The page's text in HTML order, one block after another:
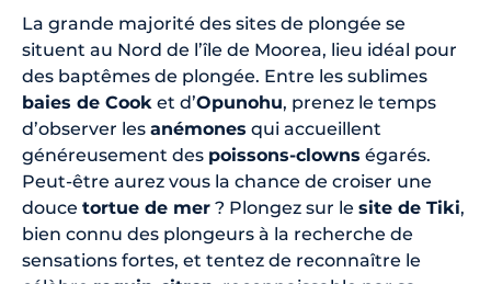
La grande majorité des sites de plongée se
situent au Nord de l’île de Moorea, lieu idéal pour
des baptêmes de plongée. Entre les sublimes
baies de Cook et d’Opunohu, prenez le temps
d’observer les anémones qui accueillent
généreusement des poissons-clowns égarés.
Peut-être aurez vous la chance de croiser une
douce tortue de mer ? Plongez sur le site de Tiki,
bien connu des plongeurs à la recherche de
sensations fortes, et tentez de reconnaître le